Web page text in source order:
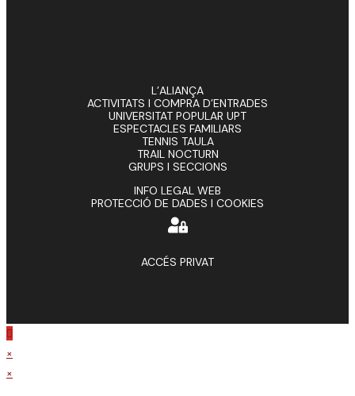
L’ALIANÇA
ACTIVITATS I COMPRA D’ENTRADES
UNIVERSITAT POPULAR UPT
ESPECTACLES FAMILIARS
TENNIS TAULA
TRAIL NOCTURN
GRUPS I SECCIONS
INFO LEGAL WEB
PROTECCIÓ DE DADES I COOKIES
ACCÉS PRIVAT
×
×